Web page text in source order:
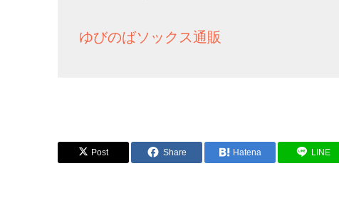
ゆびのばソックス通販
Post Share Hatena LINE